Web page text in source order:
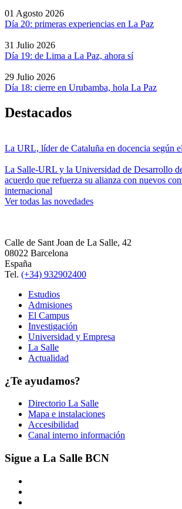
01 Agosto 2026
Día 20: primeras experiencias en La Paz
31 Julio 2026
Día 19: de Lima a La Paz, ahora sí
29 Julio 2026
Día 18: cierre en Urubamba, hola La Paz
Destacados
La URL, líder de Cataluña en docencia según
La Salle-URL y la Universidad de Desarrollo
acuerdo que refuerza su alianza con nuevos
internacional
Ver todas las novedades
Calle de Sant Joan de La Salle, 42
08022 Barcelona
España
Tel. (+34) 932902400
Estudios
Admisiones
El Campus
Investigación
Universidad y Empresa
La Salle
Actualidad
¿Te ayudamos?
Directorio La Salle
Mapa e instalaciones
Accesibilidad
Canal interno información
Sigue a La Salle BCN